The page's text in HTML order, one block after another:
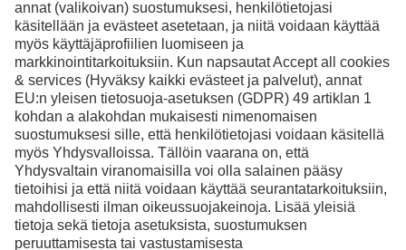
Facebook